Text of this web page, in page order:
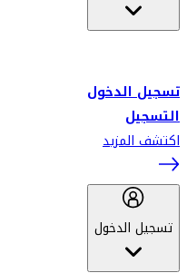
تسجيل الدخول
التسجيل
اكتشف المزيد
تسجيل الدخول